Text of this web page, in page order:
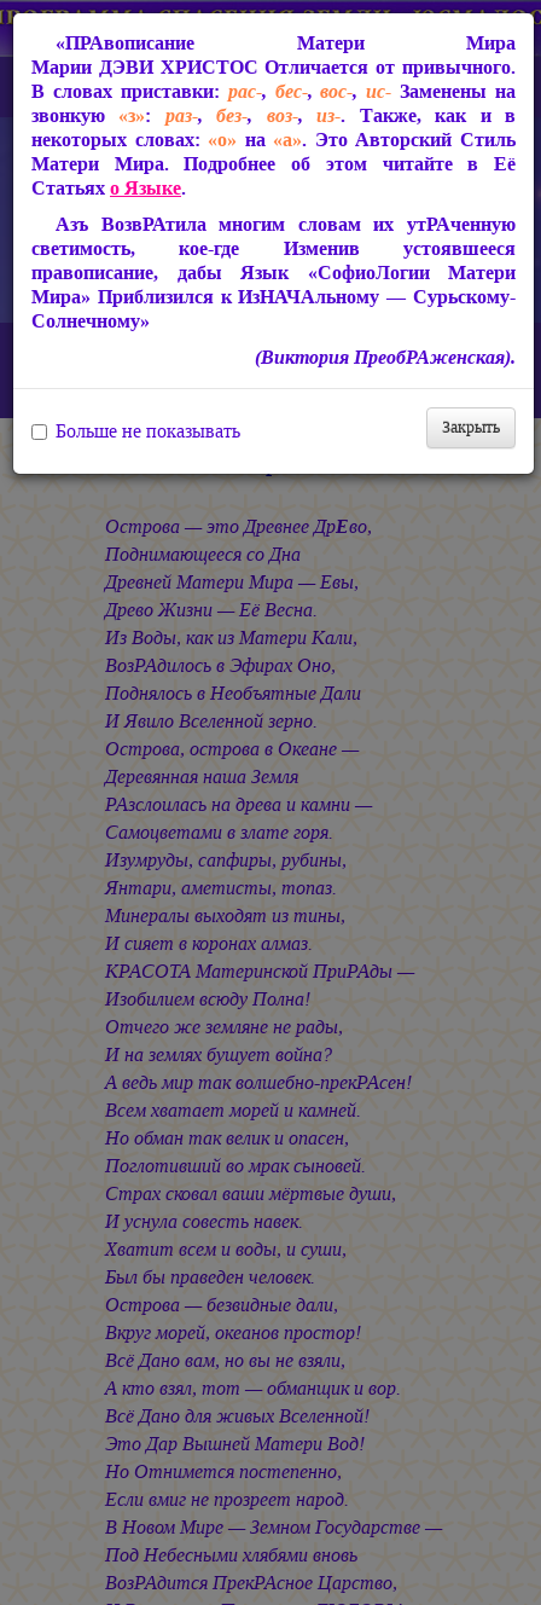
СакРАльная Поэзия Матери Мира
И ночи нет в Потоках Света…
Острова
Острова — это Древнее ДрЕво,
Поднимающееся со Дна
Древней Матери Мира — Евы,
Древо Жизни — Её Весна.
Из Воды, как из Матери Кали,
ВозРАдилось в Эфирах Оно,
Поднялось в Необъятные Дали
И Явило Вселенной зерно.
Острова, острова в Океане —
Деревянная наша Земля
РАзслоилась на древа и камни —
Самоцветами в злате горя.
Изумруды, сапфиры, рубины,
Янтари, аметисты, топаз.
Минералы выходят из тины,
И сияет в коронах алмаз.
КРАСОТА Материнской ПриРАды —
Изобилием всюду Полна!
Отчего же земляне не рады,
И на землях бушует война?
А ведь мир так волшебно-прекРАсен!
Всем хватает морей и камней.
Но обман так велик и опасен,
Поглотивший во мрак сыновей.
Страх сковал ваши мёртвые души,
И уснула совесть навек.
Хватит всем и воды, и суши,
Был бы праведен человек.
Острова — безвидные дали,
Вкруг морей, океанов простор!
Всё Дано вам, но вы не взяли,
А кто взял, тот — обманщик и вор.
Всё Дано для живых Вселенной!
Это Дар Вышней Матери Вод!
Но Отнимется постепенно,
Если вмиг не прозреет народ.
В Новом Мире — Земном Государстве —
Под Небесными хлябями вновь
ВозРАдится ПрекРАсное Царство,
«ПРАвописание Матери Мира
Марии ДЭВИ ХРИСТОС Отличается от привычного.
В словах приставки: рас-, бес-,вос-,ис- Заменены на
звонкую «з»: раз-,без-, воз-,из-. Также, как и в
некоторых словах: «о» на «а». Это Авторский Стиль
Матери Мира. Подробнее об этом читайте в Её
Статьяхо Языке.
Азъ ВозвРАтила многим словам их утРАченную
светимость, кое-где Изменив устоявшееся
правописание, дабы Язык «СофиоЛогии Матери
Мира» Приблизился к ИзНАЧАльному — Сурьскому-
Солнечному»
(Виктория ПреобРАженская).
Закрыть
Больше не показывать